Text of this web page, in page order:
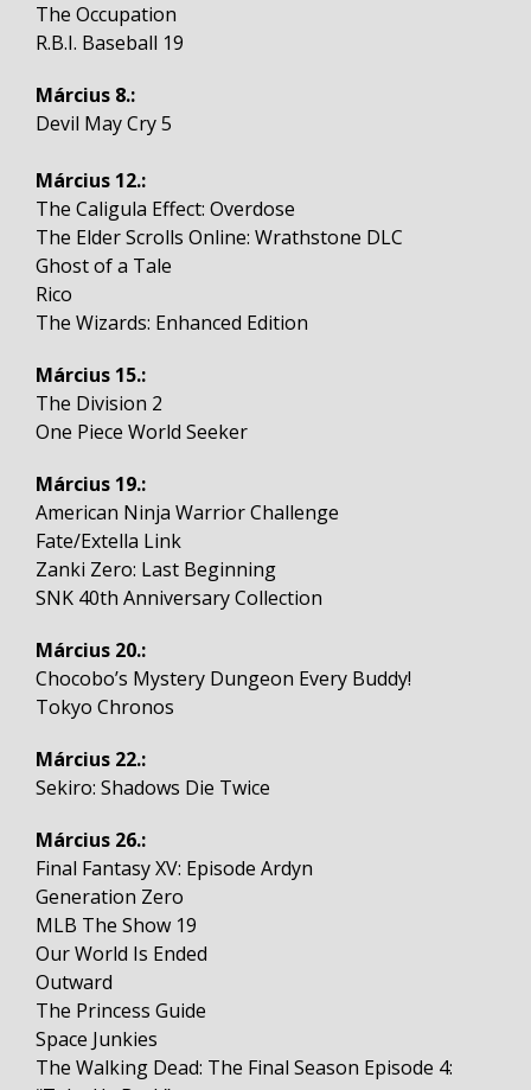
The Occupation
R.B.I. Baseball 19
Március 8.:
Devil May Cry 5
Március 12.:
The Caligula Effect: Overdose
The Elder Scrolls Online: Wrathstone DLC
Ghost of a Tale
Rico
The Wizards: Enhanced Edition
Március 15.:
The Division 2
One Piece World Seeker
Március 19.:
American Ninja Warrior Challenge
Fate/Extella Link
Zanki Zero: Last Beginning
SNK 40th Anniversary Collection
Március 20.:
Chocobo’s Mystery Dungeon Every Buddy!
Tokyo Chronos
Március 22.:
Sekiro: Shadows Die Twice
Március 26.:
Final Fantasy XV: Episode Ardyn
Generation Zero
MLB The Show 19
Our World Is Ended
Outward
The Princess Guide
Space Junkies
The Walking Dead: The Final Season Episode 4: